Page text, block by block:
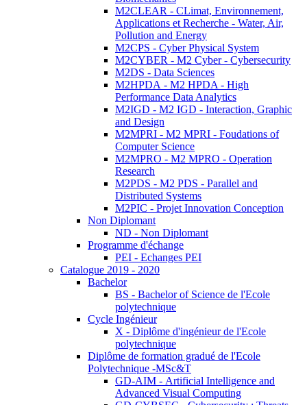
M2CLEAR - CLimat, Environnement,
Applications et Recherche - Water, Air,
Pollution and Energy
M2CPS - Cyber Physical System
M2CYBER - M2 Cyber - Cybersecurity
M2DS - Data Sciences
M2HPDA - M2 HPDA - High
Performance Data Analytics
M2IGD - M2 IGD - Interaction, Graphic
and Design
M2MPRI - M2 MPRI - Foudations of
Computer Science
M2MPRO - M2 MPRO - Operation
Research
M2PDS - M2 PDS - Parallel and
Distributed Systems
M2PIC - Projet Innovation Conception
Non Diplomant
ND - Non Diplomant
Programme d'échange
PEI - Echanges PEI
Catalogue 2019 - 2020
Bachelor
BS - Bachelor of Science de l'Ecole
polytechnique
Cycle Ingénieur
X - Diplôme d'ingénieur de l'Ecole
polytechnique
Diplôme de formation gradué de l'Ecole
Polytechnique -MSc&T
GD-AIM - Artificial Intelligence and
Advanced Visual Computing